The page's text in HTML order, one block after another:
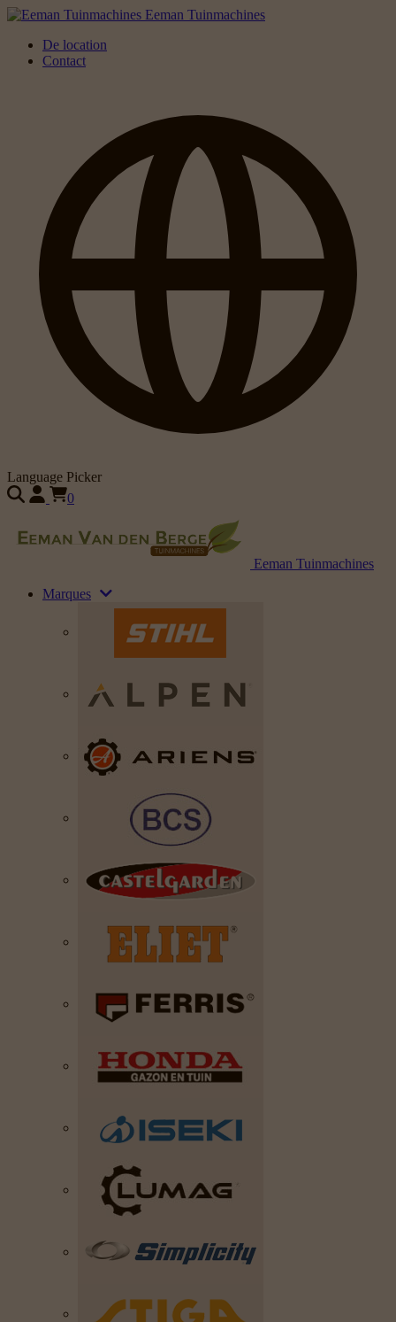
Eeman Tuinmachines
De location
Contact
Language Picker
0
Eeman Tuinmachines
Marques